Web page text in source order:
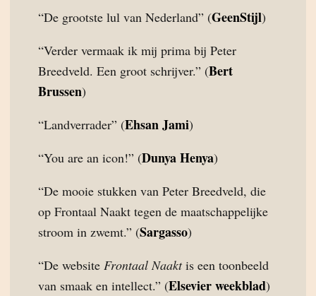
“De grootste lul van Nederland” (GeenStijl)
“Verder vermaak ik mij prima bij Peter
Breedveld. Een groot schrijver.” (Bert
Brussen)
“Landverrader” (Ehsan Jami)
“You are an icon!” (Dunya Henya)
“De mooie stukken van Peter Breedveld, die
op Frontaal Naakt tegen de maatschappelijke
stroom in zwemt.” (Sargasso)
“De website Frontaal Naaktis een toonbeeld
van smaak en intellect.” (Elsevier weekblad)